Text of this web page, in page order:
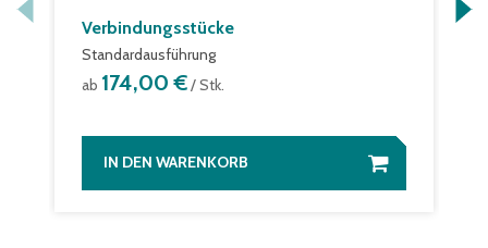
Verbindungsstücke
Standardausführung
ab 174,00 €/ Stk.
IN DEN WARENKORB